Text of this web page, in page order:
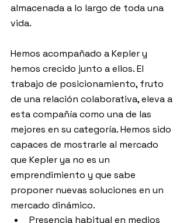
almacenada a lo largo de toda una
vida.
Hemos acompañado a Kepler y
hemos crecido junto a ellos. El
trabajo de posicionamiento, fruto
de una relación colaborativa, eleva a
esta compañía como una de las
mejores en su categoría. Hemos sido
capaces de mostrarle al mercado
que Kepler ya no es un
emprendimiento y que sabe
proponer nuevas soluciones en un
mercado dinámico.
Presencia habitual en medios